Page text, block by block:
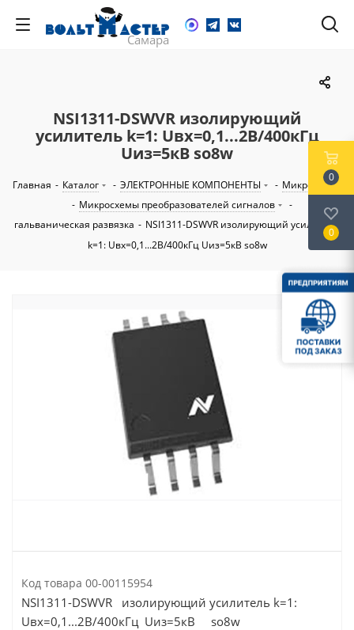
NSI1311-DSWVR изолирующий
усилитель k=1: Uвх=0,1...2В/400кГц
Uиз=5кВ so8w
Главная - Каталог - ЭЛЕКТРОННЫЕ КОМПОНЕНТЫ - Микросхемы
- Микросхемы преобразователей сигналов
-
гальваническая развязка - NSI1311-DSWVR изолирующий усилитель
k=1: Uвх=0,1...2В/400кГц Uиз=5кВ so8w
Код товара 00-00115954
NSI1311-DSWVR изолирующий усилитель k=1:
Uвх=0,1...2В/400кГц Uиз=5кВ so8w
0
0